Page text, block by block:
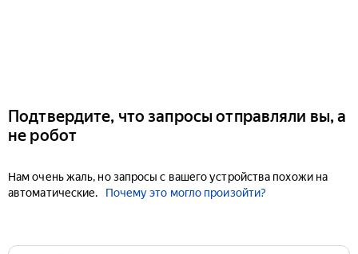
Подтвердите, что запросы отправляли вы, а
не робот
Нам очень жаль, но запросы с вашего устройства похожи на
автоматические.
Почему это могло произойти?